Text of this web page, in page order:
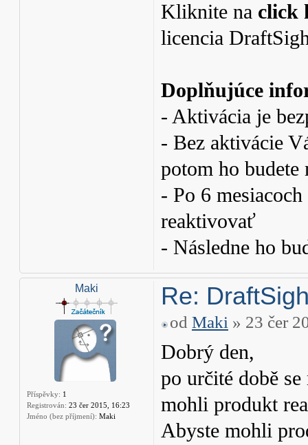
Kliknite na click
licencia
Doplňujúce
- Aktivácia je
- Bez aktivácie
potom ho
- Po 6
reaktivovať
- Následne ho
Maki
Příspěvky: 1
Registrován: 23 čer 2015, 16:23
Jméno (bez příjmení): Maki
Re:
od Maki » 23 čer
Dobrý den,
po určité době
mohli produkt
Abyste mohli